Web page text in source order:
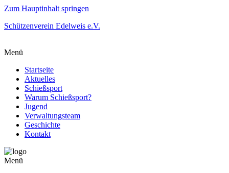
Zum Hauptinhalt springen
Schützenverein Edelweis e.V.
Menü
Startseite
Aktuelles
Schießsport
Warum Schießsport?
Jugend
Verwaltungsteam
Geschichte
Kontakt
Menü